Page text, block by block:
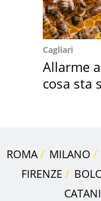
Cagliari
Allarme
cosa sta
ROMA MILANO
FIRENZE